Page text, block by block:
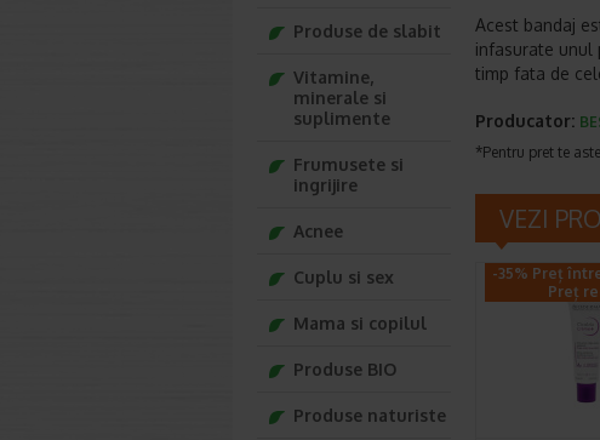
Acest bandaj
infasurate unul
timp fata de
Producator:
*Pentru pret te
VEZI
-35% Preț
Preț
Produse de slabit
Vitamine,
minerale si
suplimente
Frumusete si
ingrijire
Acnee
Cuplu si sex
Mama si copilul
Produse BIO
Produse naturiste